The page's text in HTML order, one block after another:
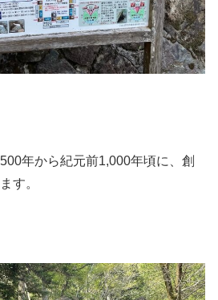
年から紀元前1,000年頃に、創
す。